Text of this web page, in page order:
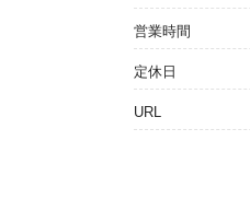
営業時間
定休日
URL